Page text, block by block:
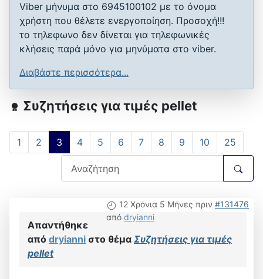
Viber μήνυμα στο 6945100102 με το όνομα
χρήστη που θέλετε ενεργοποίηση. Προσοχή!!!
το τηλεφωνο δεν δίνεται για τηλεφωνικές
κλήσεις παρά μόνο για μηνύματα στο viber.
Διαβάστε περισσότερα...
Συζητήσεις για τιμές pellet
1 2 3 4 5 6 7 8 9 10 25
12 Χρόνια 5 Μήνες πριν #131476
από dryianni
Απαντήθηκε
από dryianni στο θέμα Συζητήσεις για τιμές
pellet